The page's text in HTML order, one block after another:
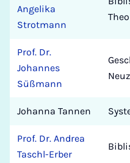
Angelika
Strotmann
Prof. Dr.
Johannes
Süßmann
Johanna Tannen
Prof. Dr. Andrea
Taschl-Erber